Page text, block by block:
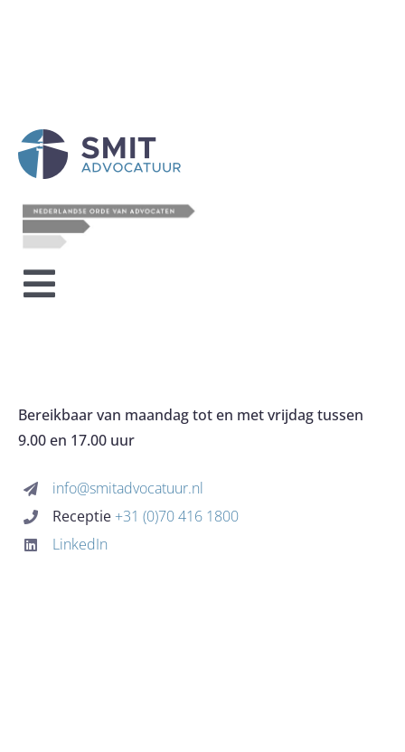
Toggle
KOSTEN
Bereikbaar van maandag tot en met vrijdag tussen
9.00 en 17.00 uur
info@smitadvocatuur.nl
Receptie +31 (0)70 416 1800
LinkedIn